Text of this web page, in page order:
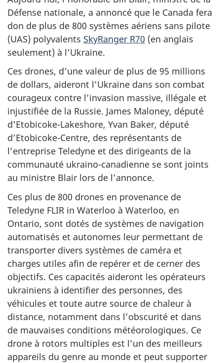
Défense nationale, a annoncé que le Canada fera
don de plus de 800 systèmes aériens sans pilote
(UAS) polyvalents SkyRanger R70 (en anglais
seulement) à l’Ukraine.
Ces drones, d’une valeur de plus de 95 millions
de dollars, aideront l’Ukraine dans son combat
courageux contre l’invasion massive, illégale et
injustifiée de la Russie. James Maloney, député
d’Etobicoke-Lakeshore, Yvan Baker, député
d’Etobicoke-Centre, des représentants de
l’entreprise Teledyne et des dirigeants de la
communauté ukraino-canadienne se sont joints
au ministre Blair lors de l’annonce.
Ces plus de 800 drones en provenance de
Teledyne FLIR in Waterloo à Waterloo, en
Ontario, sont dotés de systèmes de navigation
automatisés et autonomes leur permettant de
transporter divers systèmes de caméra et
charges utiles afin de repérer et de cerner des
objectifs. Ces capacités aideront les opérateurs
ukrainiens à identifier des personnes, des
véhicules et toute autre source de chaleur à
distance, notamment dans l’obscurité et dans
de mauvaises conditions météorologiques. Ce
drone à rotors multiples est l’un des meilleurs
appareils du genre au monde et peut supporter